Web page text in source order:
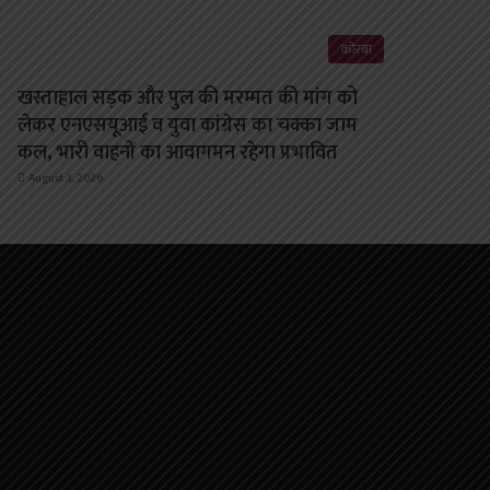
कोरबा
खस्ताहाल सड़क और पुल की मरम्मत की मांग को
लेकर एनएसयूआई व युवा कांग्रेस का चक्का जाम
कल, भारी वाहनों का आवागमन रहेगा प्रभावित
August 3, 2026